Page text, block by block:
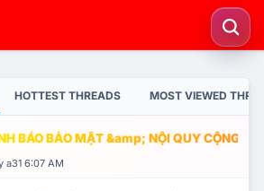
HOTTEST THREADS MOST VIEWED
BÁO BẢO MẬT &amp; NỘI QUY CỘNG
a31 6:07 AM